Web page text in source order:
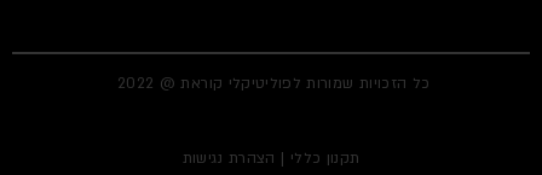
כל הזכויות שמורות לפוליטיקלי קוראת @ 2022
תקנון כללי |הצהרת נגישות